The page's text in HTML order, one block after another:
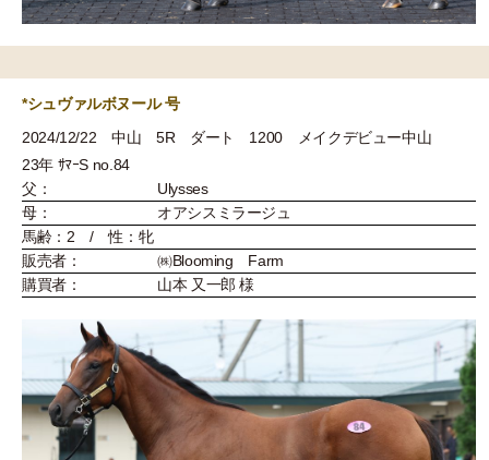
*シュヴァルボヌール 号
2024/12/22 中山 5R ダート 1200 メイクデビュー中山
23年 ｻﾏｰS no.84
父：
Ulysses
母：
オアシスミラージュ
馬齢：2 / 性：牝
販売者：
㈱Blooming Farm
購買者：
山本 又一郎 様